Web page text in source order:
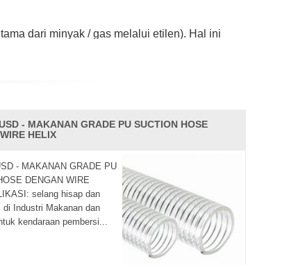
dari minyak / gas melalui etilen). Hal ini
ketahanan api PVC yang sangat baik.
permintaan beberapa industri.
tabung PVC. Mereka digunakan untuk
sebagai prinsip kami. Selamat datang untuk
- MAKANAN GRADE PU SUCTION HOSE
HELIX
- MAKANAN GRADE PU
DENGAN WIRE
selang hisap dan
di Industri Makanan dan
kendaraan pembersi...